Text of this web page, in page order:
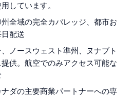
しています。
州全域の完全カバレッジ、都市お
配送
ノースウェスト準州、ヌナブト
供。航空でのみアクセス可能な
ナダの主要商業パートナーへの専